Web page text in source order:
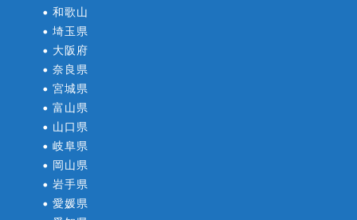
和歌山
埼玉県
大阪府
奈良県
宮城県
富山県
山口県
岐阜県
岡山県
岩手県
愛媛県